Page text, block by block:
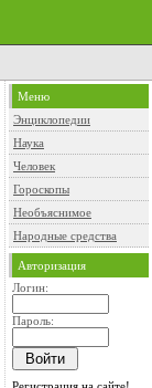
Меню
Энциклопедии
Наука
Человек
Гороскопы
Необъяснимое
Народные средства
Авторизация
Логин:
Пароль: